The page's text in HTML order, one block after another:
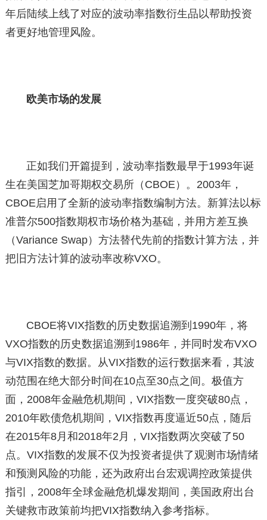
年后陆续上线了对应的波动率指数衍生品以帮助投资
者更好地管理风险。
欧美市场的发展
正如我们开篇提到，波动率指数最早于1993年诞
生在美国芝加哥期权交易所（CBOE）。2003年，
CBOE启用了全新的波动率指数编制方法。新算法以标
准普尔500指数期权市场价格为基础，并用方差互换
（Variance Swap）方法替代先前的指数计算方法，并
把旧方法计算的波动率改称VXO。
CBOE将VIX指数的历史数据追溯到1990年，将
VXO指数的历史数据追溯到1986年，并同时发布VXO
与VIX指数的数据。从VIX指数的运行数据来看，其波
动范围在绝大部分时间在10点至30点之间。极值方
面，2008年金融危机期间，VIX指数一度突破80点，
2010年欧债危机期间，VIX指数再度逼近50点，随后
在2015年8月和2018年2月，VIX指数两次突破了50
点。VIX指数的发展不仅为投资者提供了观测市场情绪
和预测风险的功能，还为政府出台宏观调控政策提供
指引，2008年全球金融危机爆发期间，美国政府出台
关键救市政策前均把VIX指数纳入参考指标。